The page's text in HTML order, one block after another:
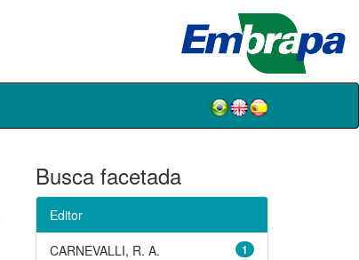
Busca facetada
Editor
1
CARNEVALLI, R. A.